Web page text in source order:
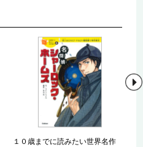
１０歳までに読みたい世界名作